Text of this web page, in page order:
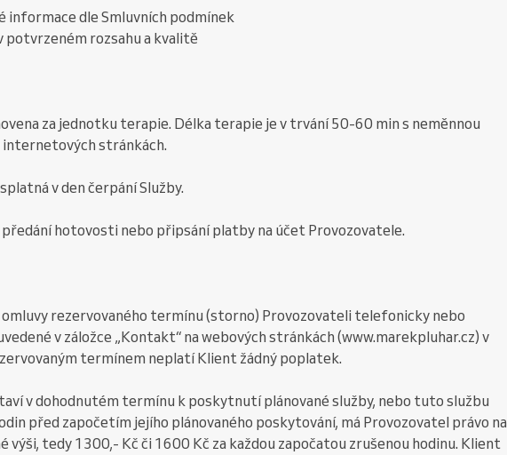
dle Smluvních podmínek
potvrzeném rozsahu a kvalitě
za jednotku terapie. Délka terapie je v trvání 50-60 min s neměnnou
internetových stránkách.
v den čerpání Služby.
předání hotovosti nebo připsání platby na účet Provozovatele.
rezervovaného termínu (storno) Provozovateli telefonicky nebo
v záložce „Kontakt“ na webových stránkách (www.marekpluhar.cz) v
termínem neplatí Klient žádný poplatek.
v dohodnutém termínu k poskytnutí plánované služby, nebo tuto službu
před započetím jejího plánovaného poskytování, má Provozovatel právo na
výši, tedy 1300,- Kč či 1600 Kč za každou započatou zrušenou hodinu. Klient